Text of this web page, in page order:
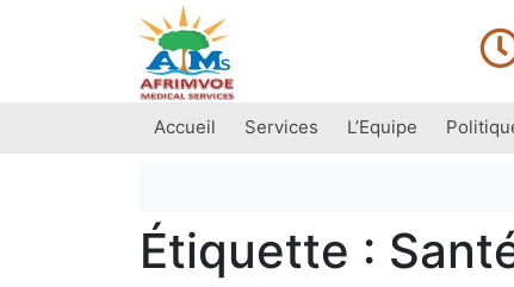
Main Navigation
Accueil Services L’Equipe
Étiquette :